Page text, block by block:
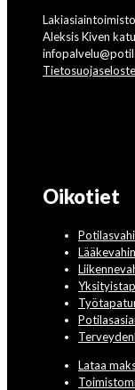
Aleksis Kiven
Tietosuojaseloste
Oikotiet
Lataa